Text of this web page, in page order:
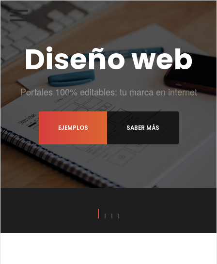
Diseño web
Portales 100% editables: tu marca en internet
EJEMPLOS SABER MÁS